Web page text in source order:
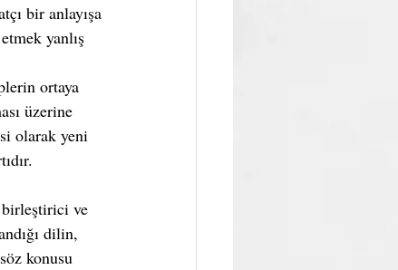
bir anlayışa
yanlış
ortaya
üzerine
olarak yeni
birleştirici ve
dilin,
konusu